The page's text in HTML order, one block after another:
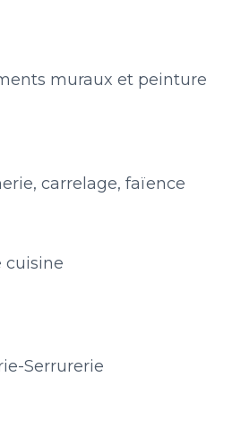
muraux et peinture
carrelage, faïence
cuisine
Serrurerie